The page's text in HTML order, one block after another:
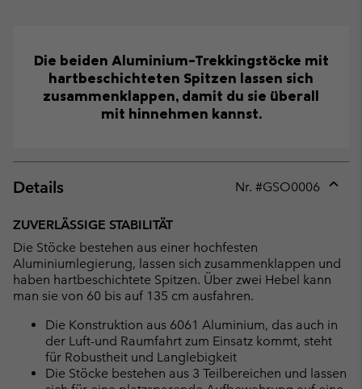
Die beiden Aluminium-Trekkingstöcke mit
hartbeschichteten Spitzen lassen sich
zusammenklappen, damit du sie überall
mit hinnehmen kannst.
Details Nr. #GSO0006
ZUVERLÄSSIGE STABILITÄT
Die Stöcke bestehen aus einer hochfesten
Aluminiumlegierung, lassen sich zusammenklappen und
haben hartbeschichtete Spitzen. Über zwei Hebel kann
man sie von 60 bis auf 135 cm ausfahren.
Die Konstruktion aus 6061 Aluminium, das auch in
der Luft-und Raumfahrt zum Einsatz kommt, steht
für Robustheit und Langlebigkeit
Die Stöcke bestehen aus 3 Teilbereichen und lassen